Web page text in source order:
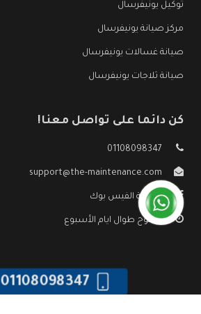
توكيل يونيفرسال
مركز صيانة يونيفرسال
صيانة غسالات يونيفرسال
صيانة ثلاجات يونيفرسال
كن دائما على تواصل معنا!
01108098347
support@the-maintenance.com
صفحة الفيس بوك
مفتوح طوال ايام الأسبوع
01108098347